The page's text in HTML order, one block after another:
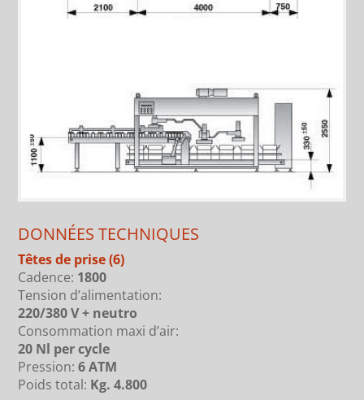
DONNÉES TECHNIQUES
Têtes de prise(6)
Cadence: 1800
Tension d’alimentation:
220/380 V + neutro
Consommation maxi d’air:
20 Nl per cycle
Pression:6 ATM
Poids total: Kg. 4.800